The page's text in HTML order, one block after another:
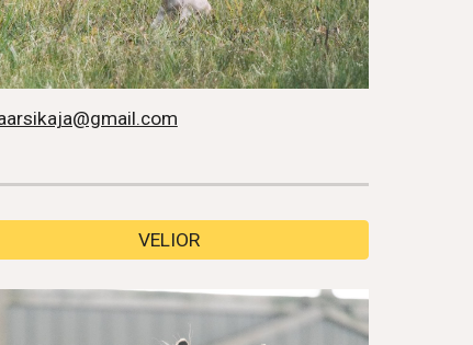
VELIOR